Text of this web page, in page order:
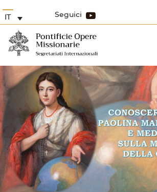
Seguici
IT